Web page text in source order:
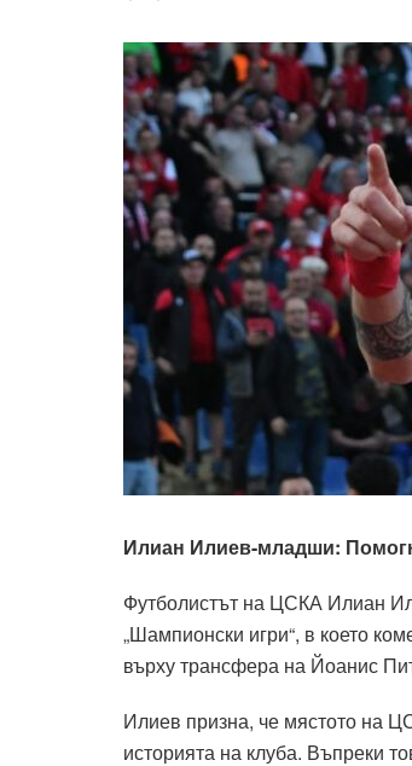
Илиан Илиев-младши:
Футболистът на ЦСКА Илиан
„Шампионски игри“, в което
върху трансфера на Йоанис
Илиев призна, че мястото на
историята на клуба. Въпреки